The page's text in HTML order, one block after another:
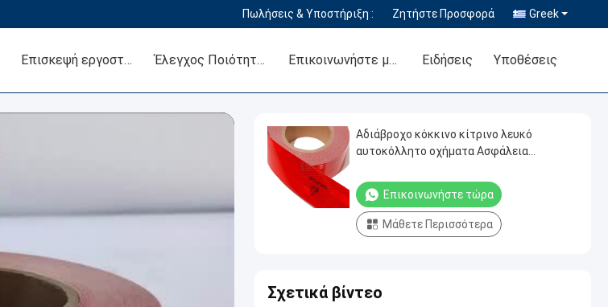
Πωλήσεις & Υποστήριξη : Ζητήστε Προσφορά Greek
Επισκεψή εργοστασίου Έλεγχος Ποιότητας Επικοινωνήστε μαζί μας Ειδήσεις Υποθέσεις
Αδιάβροχο κόκκινο κίτρινο λευκό
αυτοκόλλητο οχήματα Ασφάλεια
ECE φορτηγό αντανάκλαση ταινία
Επικοινωνήστε τώρα
Μάθετε Περισσότερα
Σχετικά βίντεο